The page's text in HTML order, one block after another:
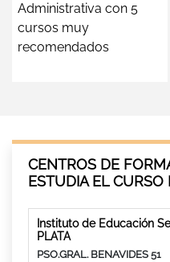
Administrativa con 5
cursos muy
recomendados
CENTROS DE
ESTUDIA EL CURSO
Instituto de Educación
PLATA
PSO.GRAL. BENAVIDES 51